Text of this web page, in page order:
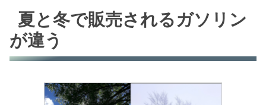
夏と冬で販売されるガソリン
が違う